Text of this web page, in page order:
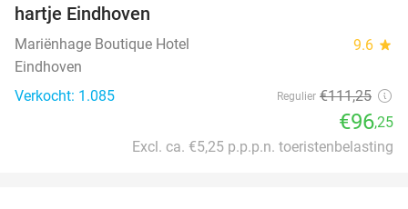
hartje Eindhoven
Mariënhage Boutique Hotel 9.6 star
Eindhoven
Verkocht: 1.085
Regulier €111,25
€96,25
Excl. ca. €5,25 p.p.p.n. toeristenbelasting